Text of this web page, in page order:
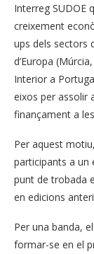
Interreg SUDOE
creixement
ups dels sectors
d’Europa
Interior a
eixos per assolir
finançament a
Per aquest
participants a un
punt de trobada
en edicions
Per una banda,
formar-se en el